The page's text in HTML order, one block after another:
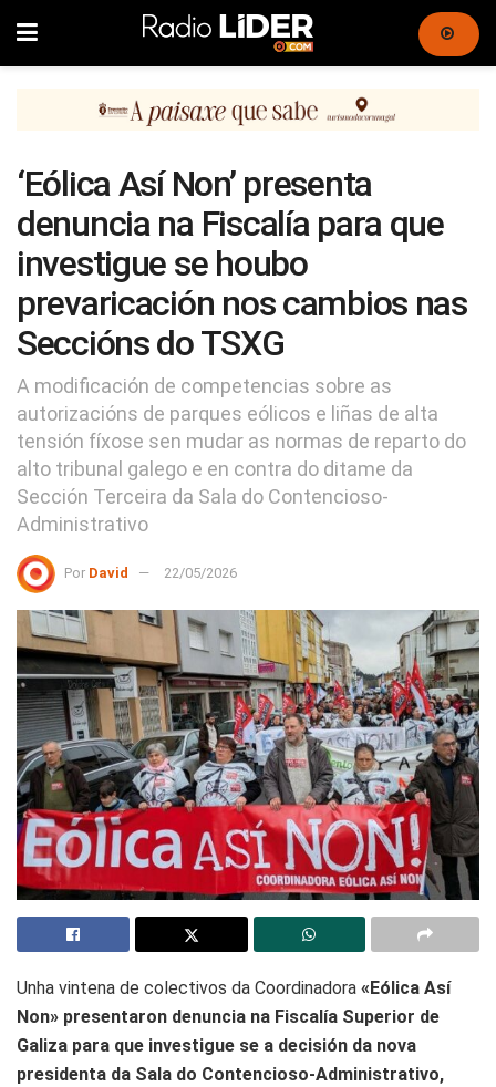
‘Eólica Así Non’ presenta
denuncia na Fiscalía para que
investigue se houbo
prevaricación nos cambios nas
Seccións do TSXG
A modificación de competencias sobre as
autorizacións de parques eólicos e liñas de alta
tensión fíxose sen mudar as normas de reparto do
alto tribunal galego e en contra do ditame da
Sección Terceira da Sala do Contencioso-
Administrativo
Por David 22/05/2026
Unha vintena de colectivos da Coordinadora «Eólica Así
Non» presentaron denuncia na Fiscalía Superior de
Galiza para que investigue se a decisión da nova
presidenta da Sala do Contencioso-Administrativo,